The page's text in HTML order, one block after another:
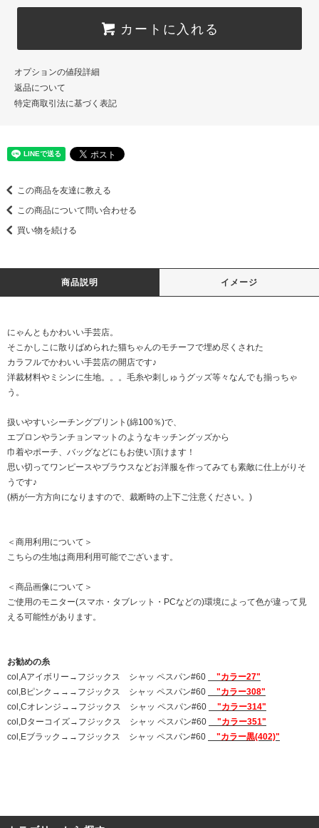
カートに入れる
オプションの値段詳細
返品について
特定商取引法に基づく表記
この商品を友達に教える
この商品について問い合わせる
買い物を続ける
商品説明 イメージ
にゃんともかわいい手芸店。
そこかしこに散りばめられた猫ちゃんのモチーフで埋め尽くされた
カラフルでかわいい手芸店の開店です♪
洋裁材料やミシンに生地。。。毛糸や刺しゅうグッズ等々なんでも揃っちゃ
う。
扱いやすいシーチングプリント(綿100％)で、
エプロンやランチョンマットのようなキッチングッズから
巾着やポーチ、バッグなどにもお使い頂けます！
思い切ってワンピースやブラウスなどお洋服を作ってみても素敵に仕上がりそ
うです♪
(柄が一方方向になりますので、裁断時の上下ご注意ください。)
＜商用利用について＞
こちらの生地は商用利用可能でございます。
＜商品画像について＞
ご使用のモニター(スマホ・タブレット・PCなどの)環境によって色が違って見
える可能性があります。
お勧めの糸
col,Aアイボリー→フジックス シャッ ペスパン#60
"カラー27"
col,Bピンク→→→フジックス シャッ ペスパン#60
"カラー308"
col,Cオレンジ→→フジックス シャッ ペスパン#60
"カラー314"
col,Dターコイズ→フジックス シャッ ペスパン#60
"カラー351"
col,Eブラック→→フジックス シャッ ペスパン#60
"カラー黒(402)"